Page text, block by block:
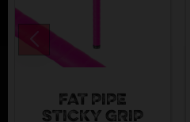
FAT PIPE
STICKY GRIP